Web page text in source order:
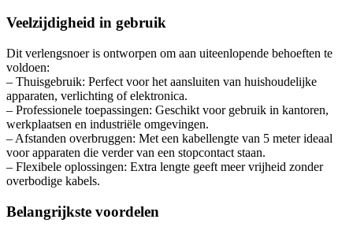
Veelzijdigheid in gebruik
Dit verlengsnoer is ontworpen om aan uiteenlopende behoeften te
voldoen:
– Thuisgebruik: Perfect voor het aansluiten van huishoudelijke
apparaten, verlichting of elektronica.
– Professionele toepassingen: Geschikt voor gebruik in kantoren,
werkplaatsen en industriële omgevingen.
– Afstanden overbruggen: Met een kabellengte van 5 meter ideaal
voor apparaten die verder van een stopcontact staan.
– Flexibele oplossingen: Extra lengte geeft meer vrijheid zonder
overbodige kabels.
Belangrijkste voordelen